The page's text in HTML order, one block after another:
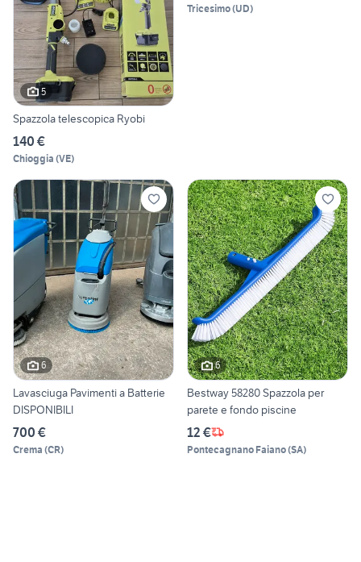
5
Spazzola telescopica Ryobi
140 €
Chioggia (VE)
Tricesimo(UD)
6
Lavasciuga Pavimenti a Batterie
DISPONIBILI
700 €
Crema (CR)
6
Bestway 58280 Spazzola per
parete e fondo piscine
12 €
Pontecagnano Faiano(SA)